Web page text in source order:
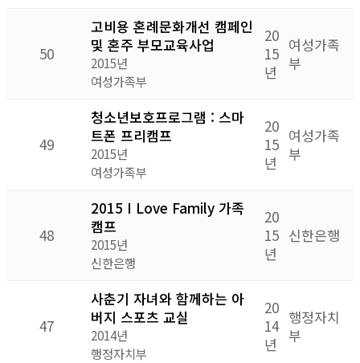
50
고비용 혼례문화개선 캠페인
및 혼주 부모교육사업
2015년
여성가족부
20
15
년
여성가족
부
49
청소년보호프로그램 : 스마
트폰 프리캠프
2015년
여성가족부
20
15
년
여성가족
부
48
2015 I Love Family 가족
캠프
2015년
신한은행
20
15
년
신한은행
47
사춘기 자녀와 함께하는 아
버지 스포츠 교실
2014년
행정자치부
20
14
년
행정자치
부